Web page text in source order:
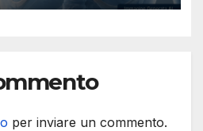
per inviare un commento.